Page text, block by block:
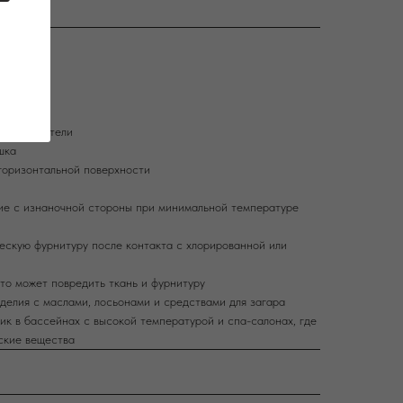
поверхности
с изнаночной стороны при минимальной температуре
фурнитуру после контакта с хлорированной или
может повредить ткань и фурнитуру
с маслами, лосьонами и средствами для загара
в бассейнах с высокой температурой и спа-салонах, где
вещества